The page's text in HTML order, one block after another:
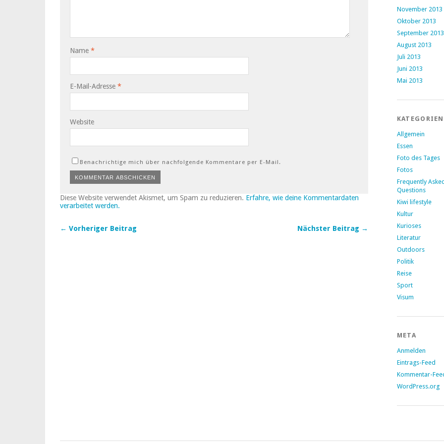
Name *
E-Mail-Adresse *
Website
Benachrichtige mich über nachfolgende Kommentare per E-Mail.
Diese Website verwendet Akismet, um Spam zu reduzieren. Erfahre, wie deine Kommentardaten
verarbeitet werden.
← Vorheriger Beitrag Nächster Beitrag →
November 2013
Oktober 2013
September 2013
August 2013
Juli 2013
Juni 2013
Mai 2013
KATEGORIEN
Allgemein
Essen
Foto des Tages
Fotos
Frequently
Questions
Kiwi lifestyle
Kultur
Kurioses
Literatur
Outdoors
Politik
Reise
Sport
Visum
META
Anmelden
Eintrags-Feed
Kommentar-
WordPress.org